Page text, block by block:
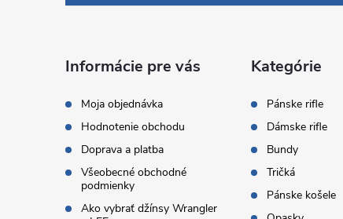
Informácie pre vás
Moja objednávka
Hodnotenie obchodu
Doprava a platba
Všeobecné obchodné
podmienky
Ako vybrať džínsy Wrangler
Kategórie
Pánske rifle
Dámske rifle
Bundy
Tričká
Pánske košele